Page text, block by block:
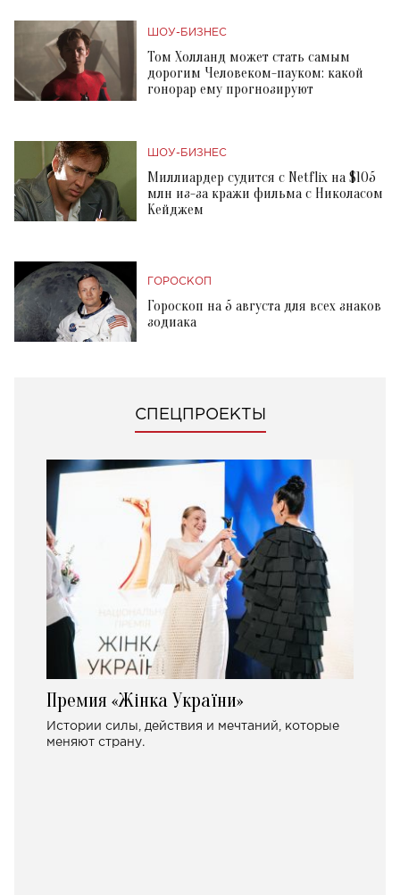
ШОУ-БИЗНЕС
Том Холланд может стать самым
дорогим Человеком-пауком: какой
гонорар ему прогнозируют
ШОУ-БИЗНЕС
Миллиардер судится с Netflix на $105
млн из-за кражи фильма с Николасом
Кейджем
ГОРОСКОП
Гороскоп на 5 августа для всех знаков
зодиака
СПЕЦПРОЕКТЫ
Премия «Жінка України»
Истории силы, действия и мечтаний, которые
меняют страну.